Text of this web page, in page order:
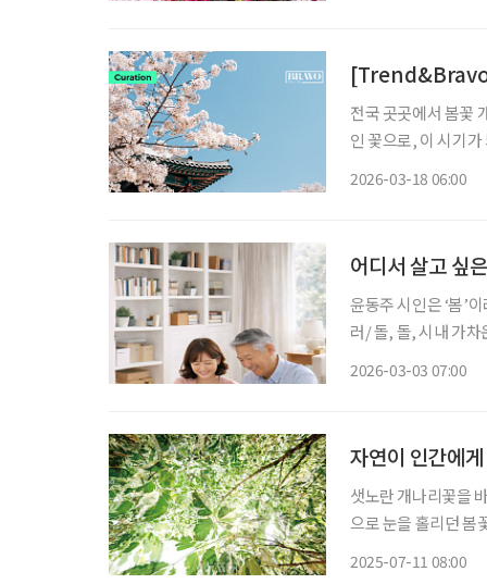
[Trend&Bravo]
전국 곳곳에서 봄꽃
인 꽃으로, 이 시기
2026-03-18 06:00
어디서 살고 싶
윤동주 시인은 ‘봄’
러/ 돌, 돌, 시내 가
2026-03-03 07:00
자연이 인간에
샛노란 개나리꽃을
으로 눈을 홀리던 봄
2025-07-11 08:00